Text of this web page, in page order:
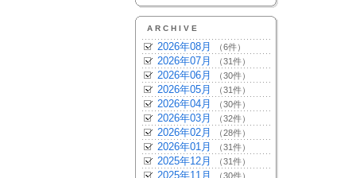
ARCHIVE
2026年08月 （6件）
2026年07月 （31件）
2026年06月 （30件）
2026年05月 （31件）
2026年04月 （30件）
2026年03月 （32件）
2026年02月 （28件）
2026年01月 （31件）
2025年12月 （31件）
2025年11月 （30件）